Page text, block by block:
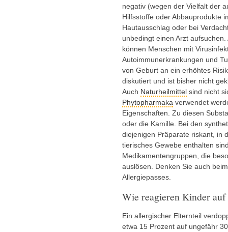
negativ (wegen der Vielfalt der
Hilfsstoffe oder Abbauprodukte
Hautausschlag oder bei
unbedingt einen Arzt
können Menschen mit
Autoimmunerkrankungen und
von Geburt an ein erhöhtes
diskutiert und ist bisher nicht
Auch Naturheilmittel sind nicht
Phytopharmaka verwendet
Eigenschaften. Zu diesen
oder die Kamille. Bei den
diejenigen Präparate riskant, in
tierisches Gewebe enthalten
Medikamentengruppen, die
auslösen. Denken Sie auch
Allergiepasses.
Wie reagieren Kinder
Ein allergischer Elternteil
etwa 15 Prozent auf ungefähr